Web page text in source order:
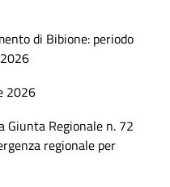
di Bibione: periodo
2026
Giunta Regionale n. 72
regionale per